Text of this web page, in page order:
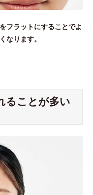
フラットにすることでよ
なります。
ることが多い